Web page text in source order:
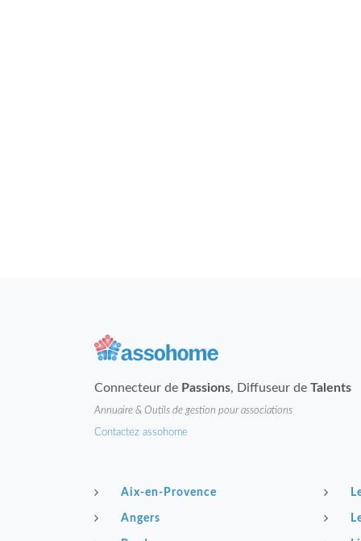
Connecteur de Passions, Diffuseur de Talents
Annuaire & Outils de gestion pour associations
Contactez assohome
Aix-en-Provence
Angers